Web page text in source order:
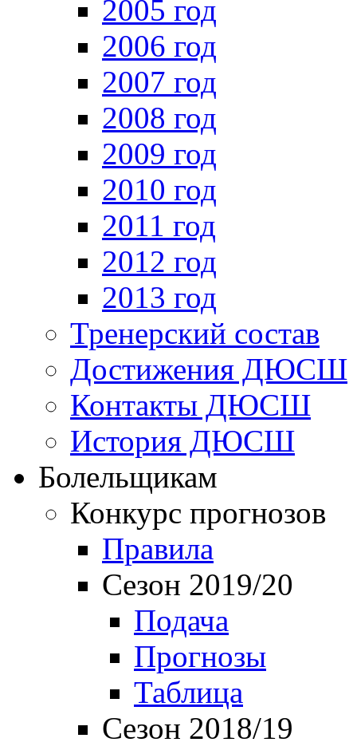
2005 год
2006 год
2007 год
2008 год
2009 год
2010 год
2011 год
2012 год
2013 год
Тренерский состав
Достижения ДЮСШ
Контакты ДЮСШ
История ДЮСШ
Болельщикам
Конкурс прогнозов
Правила
Сезон 2019/20
Подача
Прогнозы
Таблица
Сезон 2018/19